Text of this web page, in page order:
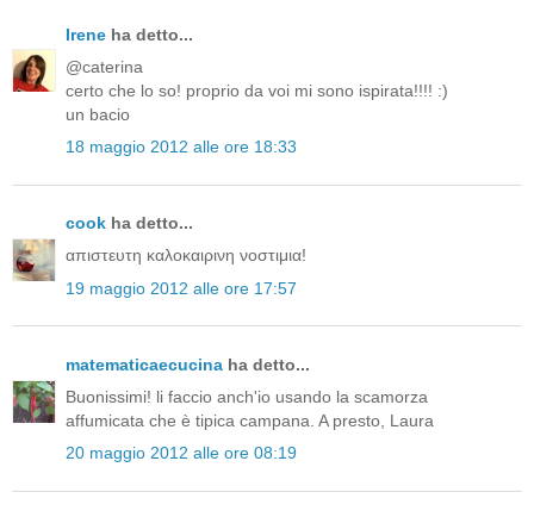
Irene ha detto...
@caterina
certo che lo so! proprio da voi mi sono ispirata!!!! :)
un bacio
18 maggio 2012 alle ore 18:33
cook ha detto...
απιστευτη καλοκαιρινη νοστιμια!
19 maggio 2012 alle ore 17:57
matematicaecucina ha detto...
Buonissimi! li faccio anch'io usando la scamorza
affumicata che è tipica campana. A presto, Laura
20 maggio 2012 alle ore 08:19